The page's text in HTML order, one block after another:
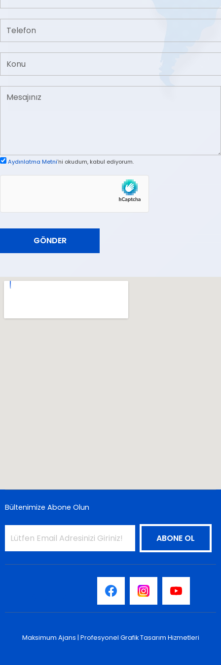
Aydınlatma Metni'ni okudum, kabul ediyorum.
Bültenimize Abone Olun
Maksimum Ajans | Profesyonel Grafik Tasarım Hizmetleri